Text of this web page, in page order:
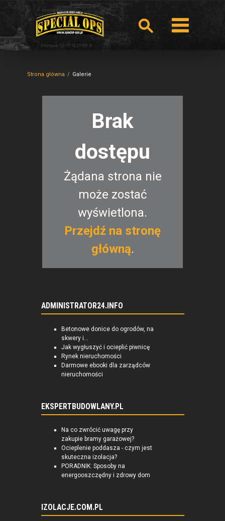
Strona główna Galerie
Brak
dostępu
Żądana strona nie
może zostać
wyświetlona.
Przejdź na stronę
główną.
ADMINISTRATOR24.INFO
Betonowe donice do ogrodów, na
skwery i...
Jak wygłuszyć i ocieplić piwnicę
Rynek nieruchomości
Darmowe ebooki dla zarządców
nieruchomości
EKSPERTBUDOWLANY.PL
Na co zwrócić uwagę przy
zakupie bramy garażowej?
Ocieplenie poddasza - czym jest
skuteczna izolacja?
PORADNIK: Sposoby na
energooszczędny i zdrowy dom
IZOLACJE.COM.PL